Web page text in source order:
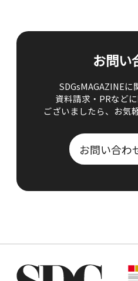
お問い
SDGsMAGAZINEに
資料請求・PRなど
ございましたら、 お気
お問い合わ